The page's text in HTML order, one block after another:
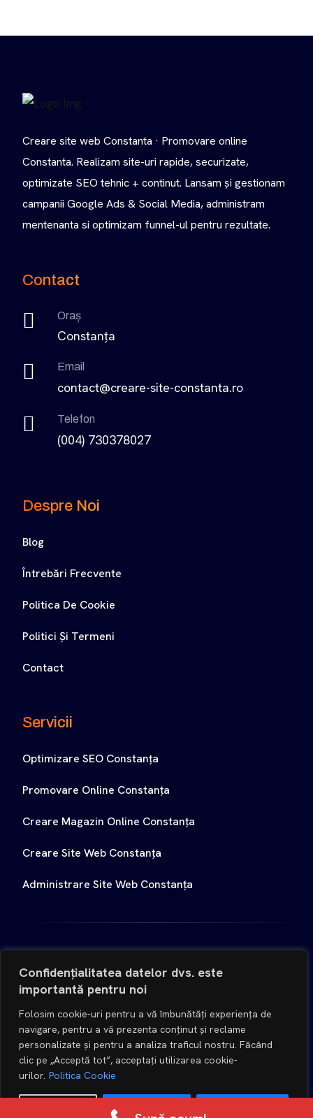
Confidențialitatea datelor dvs. este
importantă pentru noi
Folosim cookie-uri pentru a vă îmbunătăți experiența de
navigare, pentru a vă prezenta conținut și reclame
personalizate și pentru a analiza traficul nostru. Făcând
clic pe „Acceptă tot”, acceptați utilizarea cookie-
urilor. Politica Cookie
Refuzare toate
Creare site web Constanta · Promovare online
Constanta. Realizam site-uri rapide, securizate,
optimizate SEO tehnic + continut. Lansam și gestionam
campanii Google Ads & Social Media, administram
mentenanta si optimizam funnel-ul pentru rezultate.
Contact
Oraș
Constanța
Email
contact@creare-site-constanta.ro
Telefon
(004) 730378027
Despre Noi
Blog
Întrebări Frecvente
Politica De Cookie
Politici Și Termeni
Contact
Servicii
Optimizare SEO Constanța
Promovare Online Constanța
Creare Magazin Online Constanța
Creare Site Web Constanța
Administrare Site Web Constanța
Toate drepturile rezervate.
Social Media